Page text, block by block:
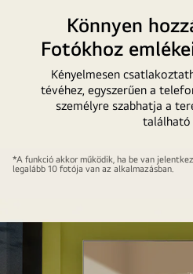
Falra
szerelt
okostelefonnal
Könnyen
Fotókhoz
Kényelmesen
tévéhez, egyszerűen a
személyre szabhatja a
található
*A funkció akkor működik, ha be van
legalább 10 fotója van az alkalmazásban.